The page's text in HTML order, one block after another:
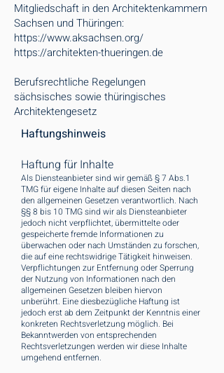
Mitgliedschaft in den Architektenkammern
Sachsen und Thüringen:
https://www.aksachsen.org/
https://architekten-thueringen.de
Berufsrechtliche Regelungen
sächsisches sowie thüringisches
Architektengesetz
Haftungshinweis
Haftung für Inhalte
Als Diensteanbieter sind wir gemäß § 7 Abs.1
TMG für eigene Inhalte auf diesen Seiten nach
den allgemeinen Gesetzen verantwortlich. Nach
§§ 8 bis 10 TMG sind wir als Diensteanbieter
jedoch nicht verpflichtet, übermittelte oder
gespeicherte fremde Informationen zu
überwachen oder nach Umständen zu forschen,
die auf eine rechtswidrige Tätigkeit hinweisen.
Verpflichtungen zur Entfernung oder Sperrung
der Nutzung von Informationen nach den
allgemeinen Gesetzen bleiben hiervon
unberührt. Eine diesbezügliche Haftung ist
jedoch erst ab dem Zeitpunkt der Kenntnis einer
konkreten Rechtsverletzung möglich. Bei
Bekanntwerden von entsprechenden
Rechtsverletzungen werden wir diese Inhalte
umgehend entfernen.